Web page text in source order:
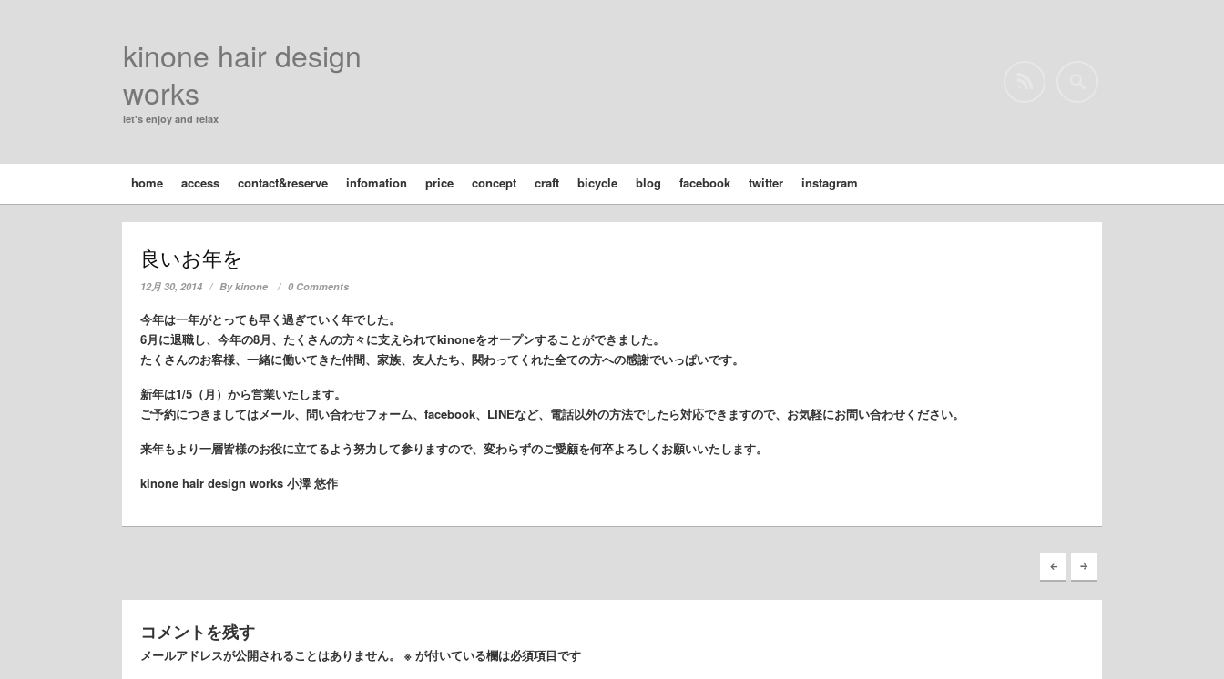
kinone hair design
works
let's enjoy and relax
home access contact&reserve infomation price concept craft bicycle blog facebook twitter instagram
良いお年を
12月 30, 2014 Bykinone 0 Comments
今年は一年がとっても早く過ぎていく年でした。
6月に退職し、今年の8月、たくさんの方々に支えられてkinoneをオープンすることができました。
たくさんのお客様、一緒に働いてきた仲間、家族、友人たち、関わってくれた全ての方への感謝でいっぱいです。
新年は1/5（月）から営業いたします。
ご予約につきましてはメール、問い合わせフォーム、facebook、LINEなど、電話以外の方法でしたら対応できますので、お気軽にお問い合わせください。
来年もより一層皆様のお役に立てるよう努力して参りますので、変わらずのご愛顧を何卒よろしくお願いいたします。
kinone hair design works 小澤 悠作
コメントを残す
メールアドレスが公開されることはありません。 ※ が付いている欄は必須項目です